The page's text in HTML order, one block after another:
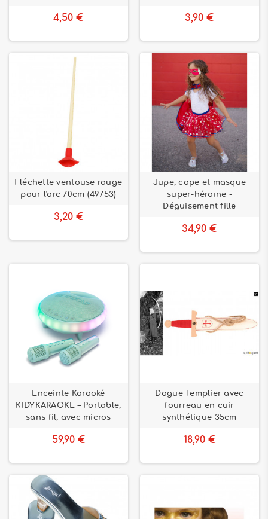
4,50 € 3,90 €
Fléchette ventouse rouge
pour l'arc 70cm (49753)
3,20 €
Jupe, cape et masque
super-héroïne -
Déguisement fille
34,90 €
Enceinte Karaoké
KIDYKARAOKE – Portable,
sans fil, avec micros
59,90 €
Dague Templier avec
fourreau en cuir
synthétique 35cm
18,90 €